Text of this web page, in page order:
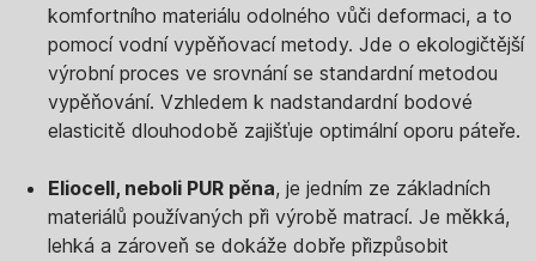
komfortního materiálu odolného vůči deformaci, a to
pomocí vodní vypěňovací metody. Jde o ekologičtější
výrobní proces ve srovnání se standardní metodou
vypěňování. Vzhledem k nadstandardní bodové
elasticitě dlouhodobě zajišťuje optimální oporu páteře.
Eliocell, neboli PUR pěna, je jedním ze základních
materiálů používaných při výrobě matrací. Je měkká,
lehká a zároveň se dokáže dobře přizpůsobit